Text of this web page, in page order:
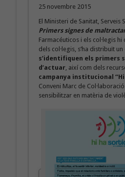
25 novembre 2015
El Ministeri de Sanitat,
Primers signes de
Farmacéuticos i els col·legis
dels col·legis, s’ha distribuït un
s’identifiquen els primers
d’actuar, així com dels
campanya institucional
Conveni Marc de
sensibilitzar en matèria de